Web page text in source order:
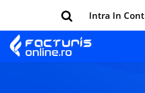
Intra In Cont